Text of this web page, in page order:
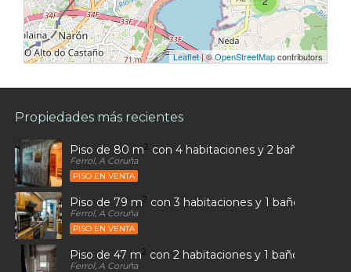
Leaflet| ©OpenStreetMapcontributors
Propiedades más recientes
Piso de 80 m2 con 4 habitaciones y 2 baños en
Ferrol, A Coruña
PISO EN VENTA
Piso de 79 m2 con 3 habitaciones y 1 baños en
Ferrol, A Coruña
PISO EN VENTA
Piso de 47 m2 con 2 habitaciones y 1 baños en
Ferrol, A Coruña